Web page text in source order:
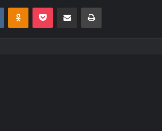
VKontakteOdnoklassniki
Pocket E-Posta ile paylaş Yazdır